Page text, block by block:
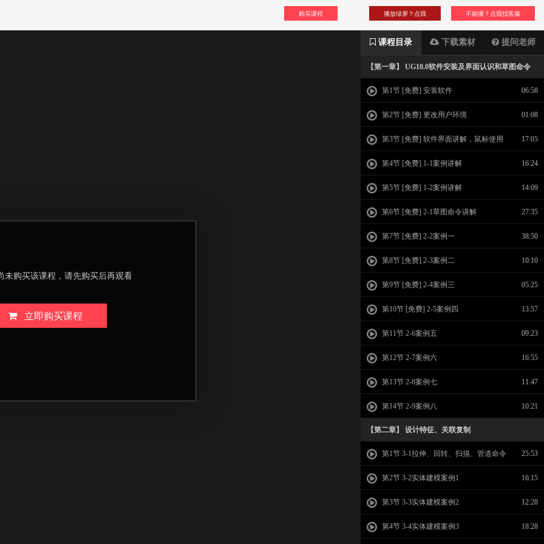
购买课程 不能播？点我找客服
播放绿屏？点我
课程目录 下载素材 提问老师
【第一章】 UG10.0软件安装及界面认识和草图命令
第1节 [免费] 安装软件 06:58
第2节 [免费] 更改用户环境 01:08
第3节 [免费] 软件界面讲解，鼠标使用
技巧，
17:05
第4节 [免费] 1-1案例讲解 16:24
第5节 [免费] 1-2案例讲解 14:09
第6节 [免费] 2-1草图命令讲解 27:35
第7节 [免费] 2-2案例一 38:50
第8节 [免费] 2-3案例二 10:10
第9节 [免费] 2-4案例三 05:25
第10节 [免费] 2-5案例四 13:57
第11节 2-6案例五 09:23
第12节 2-7案例六 16:55
第13节 2-8案例七 11:47
第14节 2-9案例八 10:21
【第二章】 设计特征、关联复制
第1节 3-1拉伸、回转、扫描、管道命令 25:53
第2节 3-2实体建模案例1 16:15
第3节 3-3实体建模案例2 12:28
第4节 3-4实体建模案例3 18:28
未购买该课程，请先购买后再观看
立即购买课程